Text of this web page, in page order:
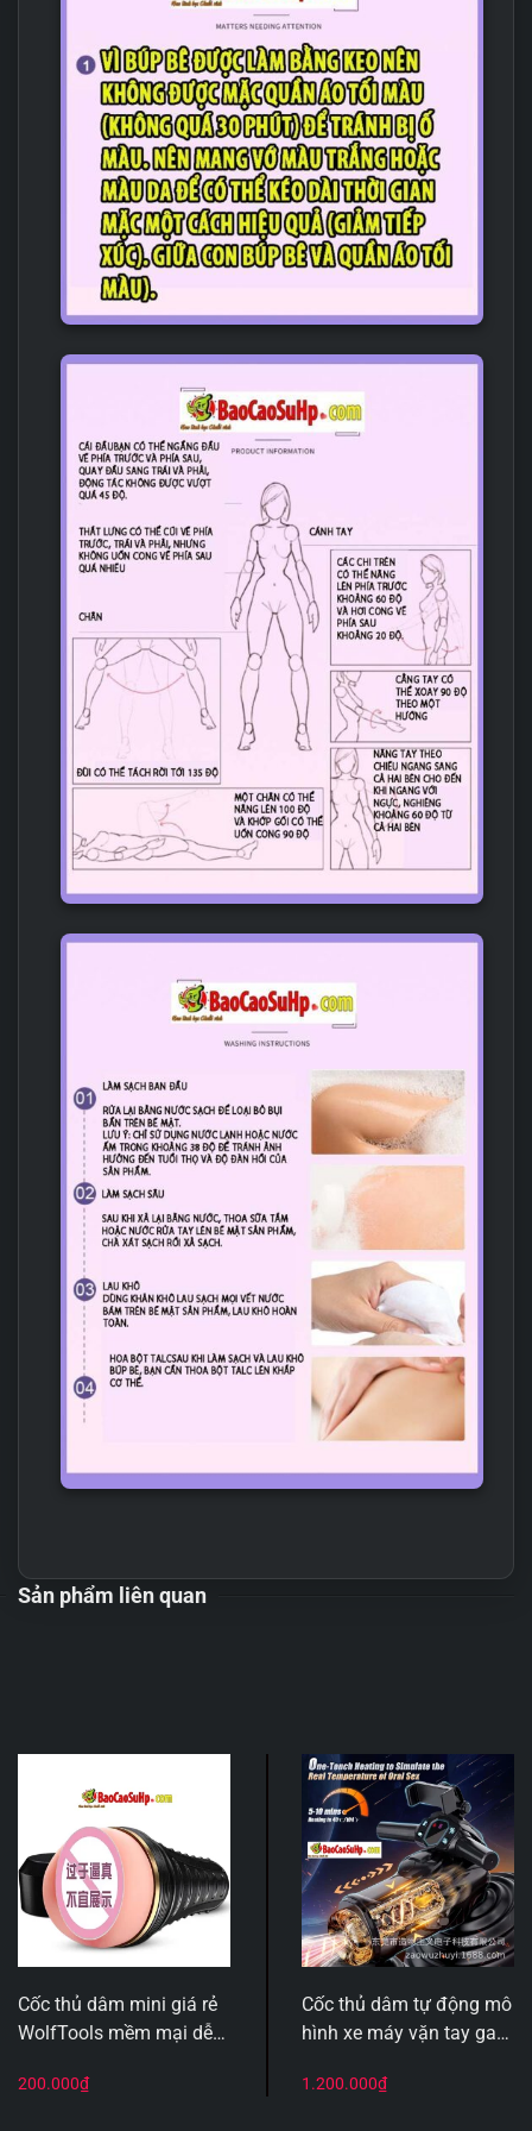
2. Thông số âm đạo giả như thật Super Segura
2 đầu đóng tường
Sản phẩm liên quan
Cốc thủ dâm mini giá rẻ
WolfTools mềm mại dễ
người mới
200.000₫
Cốc thủ dâm tự động mô
hình xe máy vặn tay ga
Misshitsu
1.200.000₫